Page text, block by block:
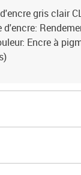
gris clair
d'encre:
Encre à